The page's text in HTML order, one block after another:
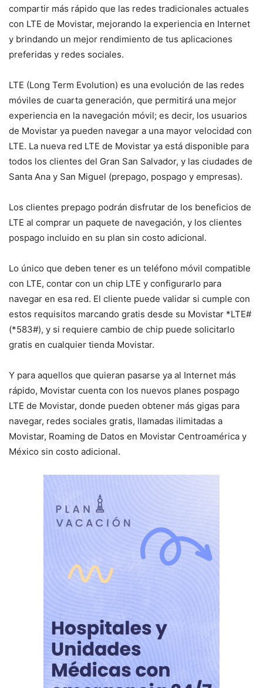
compartir más rápido que las redes tradicionales actuales
con LTE de Movistar, mejorando la experiencia en Internet
y brindando un mejor rendimiento de tus aplicaciones
preferidas y redes sociales.
LTE (Long Term Evolution) es una evolución de las redes
móviles de cuarta generación, que permitirá una mejor
experiencia en la navegación móvil; es decir, los usuarios
de Movistar ya pueden navegar a una mayor velocidad con
LTE. La nueva red LTE de Movistar ya está disponible para
todos los clientes del Gran San Salvador, y las ciudades de
Santa Ana y San Miguel (prepago, pospago y empresas).
Los clientes prepago podrán disfrutar de los beneficios de
LTE al comprar un paquete de navegación, y los clientes
pospago incluido en su plan sin costo adicional.
Lo único que deben tener es un teléfono móvil compatible
con LTE, contar con un chip LTE y configurarlo para
navegar en esa red. El cliente puede validar si cumple con
estos requisitos marcando gratis desde su Movistar *LTE#
(*583#), y si requiere cambio de chip puede solicitarlo
gratis en cualquier tienda Movistar.
Y para aquellos que quieran pasarse ya al Internet más
rápido, Movistar cuenta con los nuevos planes pospago
LTE de Movistar, donde pueden obtener más gigas para
navegar, redes sociales gratis, llamadas ilimitadas a
Movistar, Roaming de Datos en Movistar Centroamérica y
México sin costo adicional.